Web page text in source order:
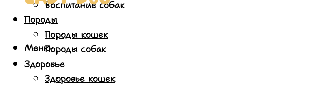
Воспитание собак
Породы
Породы кошек
Породы собак
Здоровье
Здоровье кошек
Меню